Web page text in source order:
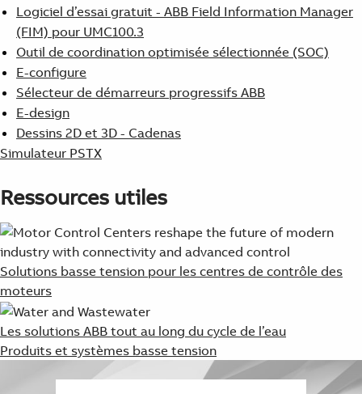
Logiciel d’essai gratuit - ABB Field Information Manager
(FIM) pour UMC100.3
Outil de coordination optimisée sélectionnée (SOC)
E-configure
Sélecteur de démarreurs progressifs ABB
E-design
Dessins 2D et 3D - Cadenas
Simulateur PSTX
Ressources utiles
Solutions basse tension pour les centres de contrôle des
moteurs
Les solutions ABB tout au long du cycle de l’eau
Produits et systèmes basse tension